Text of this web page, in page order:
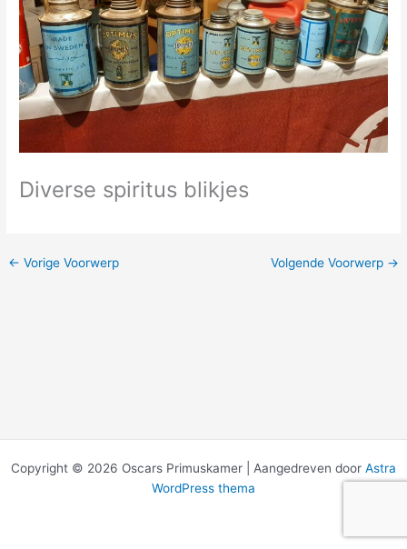
Diverse spiritus blikjes
← Vorige Voorwerp Volgende Voorwerp →
Copyright © 2026 Oscars Primuskamer | Aangedreven door Astra
WordPress thema